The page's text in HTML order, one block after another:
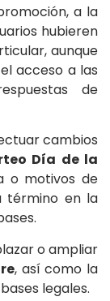
a la
hubieren
aunque
acceso a las
de
cambios
Día de la
o motivos de
término en la
o ampliar
, así como la
legales.